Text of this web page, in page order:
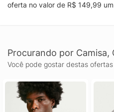
oferta no valor de R$ 149,99
Procurando por Camisa,
Você pode gostar destas